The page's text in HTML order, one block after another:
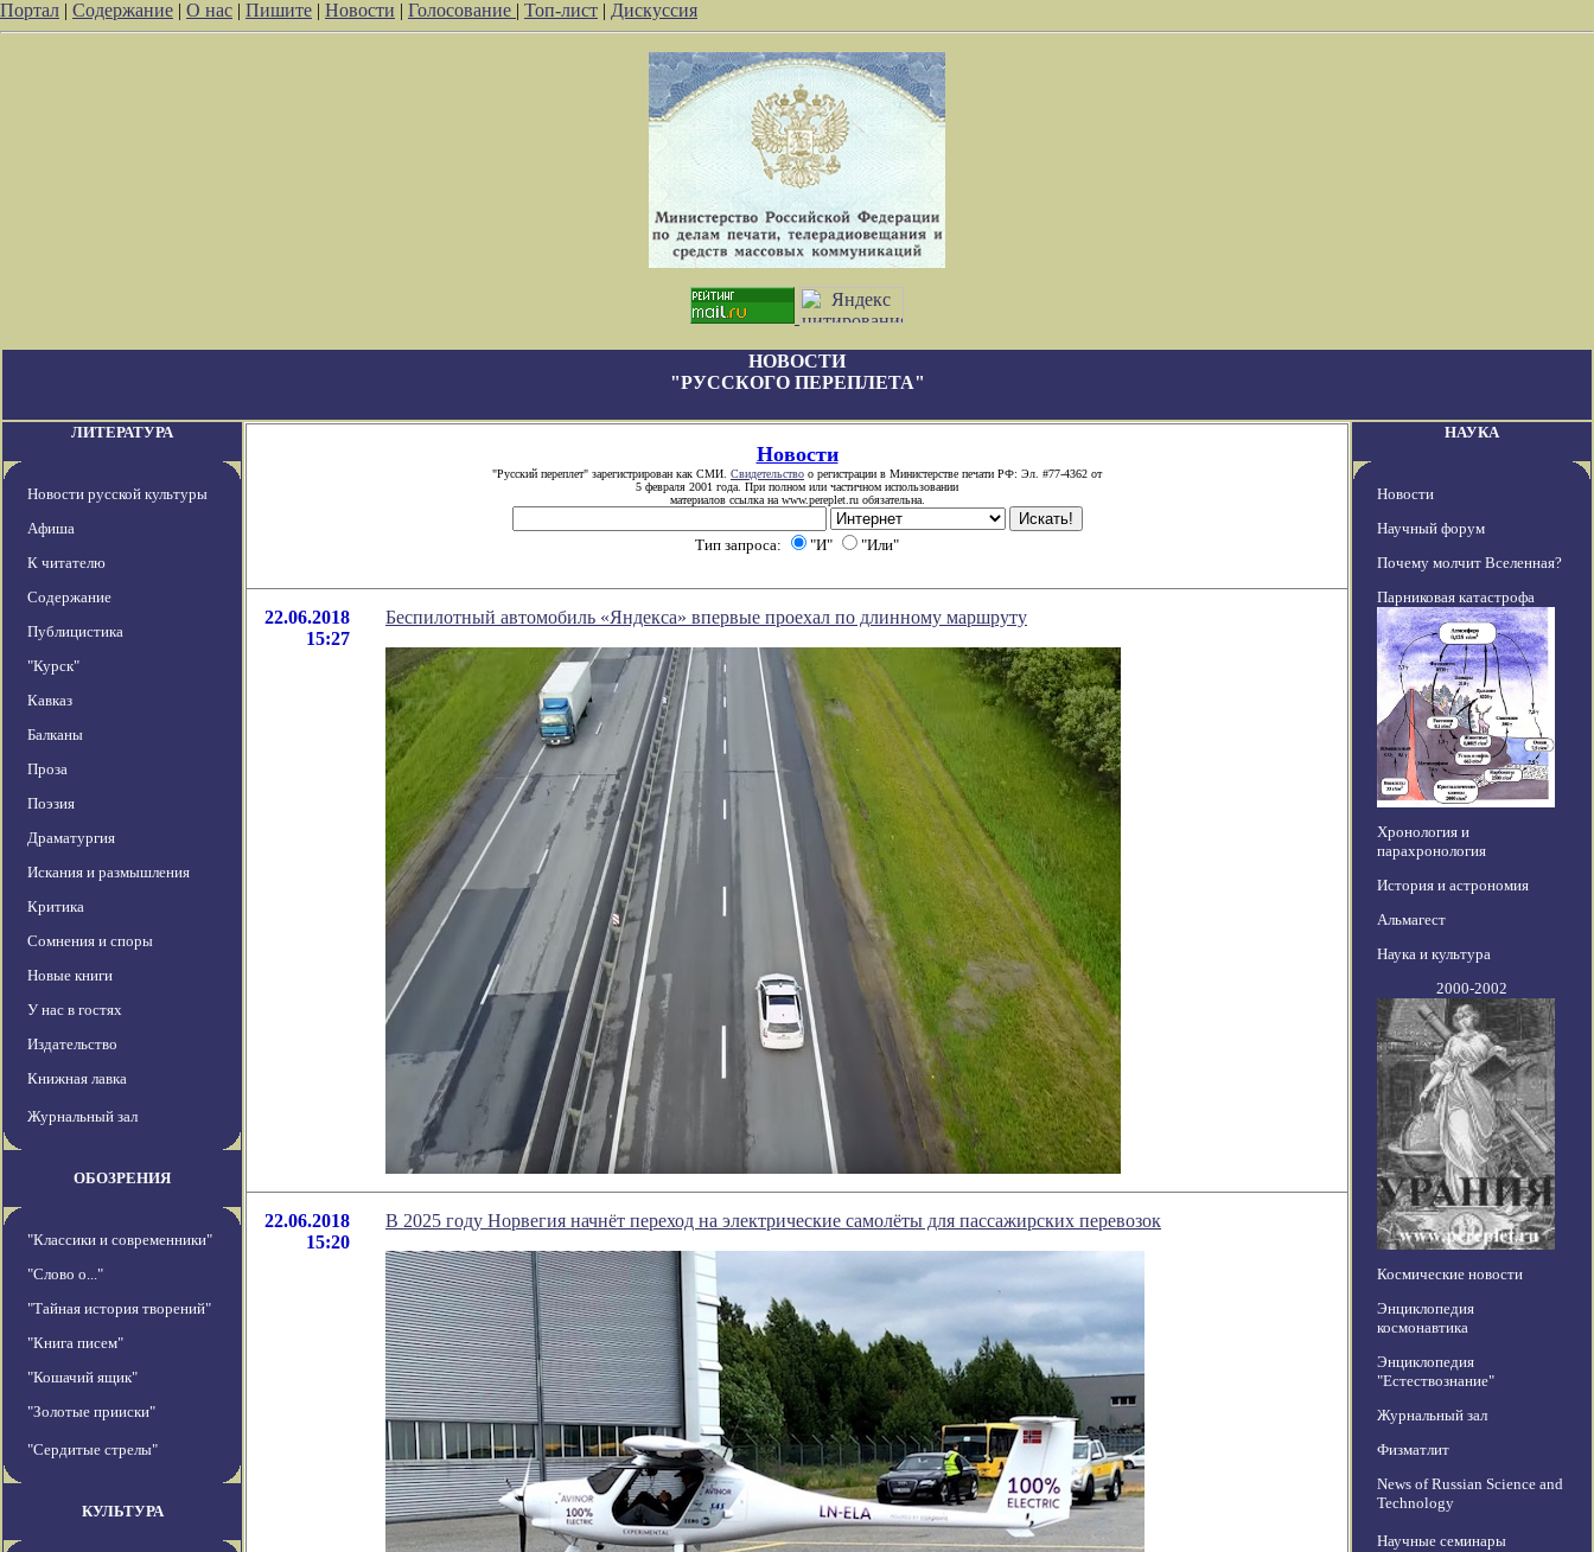
Портал | Содержание | О нас | Пишите | Новости | Голосование | Топ-лист | Дискуссия
НОВОСТИ
"РУССКОГО ПЕРЕПЛЕТА"
ЛИТЕРАТУРА
Новости русской культуры
Афиша
К читателю
Содержание
Публицистика
"Курск"
Кавказ
Балканы
Проза
Поэзия
Драматургия
Искания и размышления
Критика
Сомнения и споры
Новые книги
У нас в гостях
Издательство
Книжная лавка
Журнальный зал
ОБОЗРЕНИЯ
"Классики и современники"
"Слово о..."
"Тайная история творений"
"Книга писем"
"Кошачий ящик"
"Золотые прииски"
"Сердитые стрелы"
КУЛЬТУРА
Новости
"Русский переплет" зарегистрирован как СМИ. Свидетельство о регистрации в Министерстве печати РФ: Эл. #77-4362 от
5 февраля 2001 года. При полном или частичном использовании
материалов ссылка на www.pereplet.ru обязательна.
Тип запроса: "И" "Или"
22.06.2018
15:27
Беспилотный автомобиль «Яндекса» впервые проехал по длинному маршруту
22.06.2018
15:20
В 2025 году Норвегия начнёт переход на электрические самолёты для пассажирских перевозок
НАУКА
Новости
Научный форум
Почему молчит Вселенная?
Парниковая катастрофа
Хронология и
парахронология
История и астрономия
Альмагест
Наука и культура
2000-2002
Космические новости
Энциклопедия
космонавтика
Энциклопедия
"Естествознание"
Журнальный зал
Физматлит
News of Russian Science and
Technology
Научные семинары